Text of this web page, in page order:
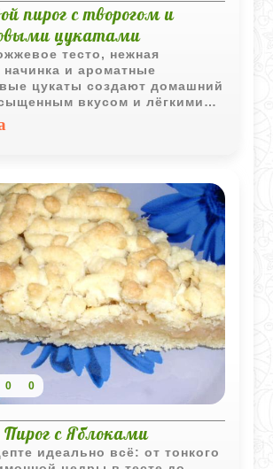
пирог с творогом и
цукатами
тесто, нежная
и ароматные
цукаты создают домашний
вкусом и лёгкими
нотами. Особенно хорош
когда корочка ещё
0 0
Пирог с Яблоками
идеально всё: от тонкого